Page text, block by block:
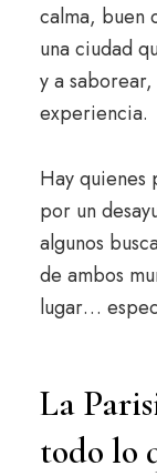
calma, buen
una ciudad
y a
experiencia.
Hay quienes
por un
algunos
de ambos
lugar…
La
todo lo